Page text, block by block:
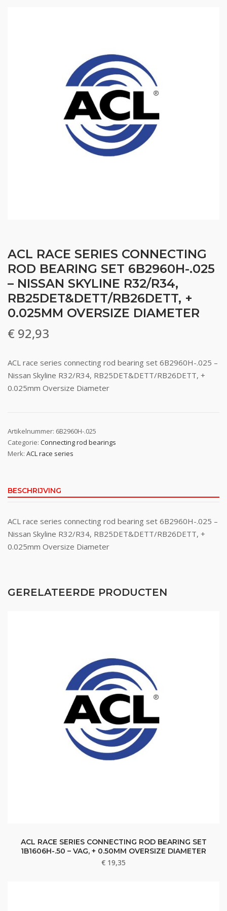
ACL RACE SERIES CONNECTING
ROD BEARING SET 6B2960H-.025
– NISSAN SKYLINE R32/R34,
RB25DET&DETT/RB26DETT, +
0.025MM OVERSIZE DIAMETER
€ 92,93
ACL race series connecting rod bearing set 6B2960H-.025 –
Nissan Skyline R32/R34, RB25DET&DETT/RB26DETT, +
0.025mm Oversize Diameter
Artikelnummer: 6B2960H-.025
Categorie: Connecting rod bearings
Merk: ACL race series
BESCHRIJVING
ACL race series connecting rod bearing set 6B2960H-.025 –
Nissan Skyline R32/R34, RB25DET&DETT/RB26DETT, +
0.025mm Oversize Diameter
GERELATEERDE PRODUCTEN
ACL RACE SERIES CONNECTING ROD BEARING SET
1B1606H-.50 – VAG, + 0.50MM OVERSIZE DIAMETER
€ 19,35